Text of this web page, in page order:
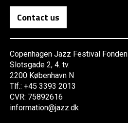
Contact us
Copenhagen Jazz Festival Fonden
Slotsgade 2, 4. tv.
2200 København N
Tlf.: +45 3393 2013
CVR: 75892616
information@jazz.dk